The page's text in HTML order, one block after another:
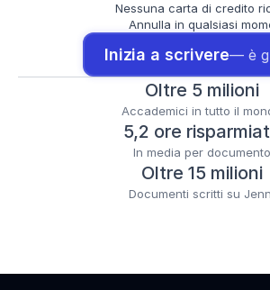
Nessuna carta di credito
Annulla in qualsiasi
Inizia a scrivere— è
Oltre 5 milioni
Accademici in tutto il
5,2 ore
In media per documento
Oltre 15 milioni
Documenti scritti su